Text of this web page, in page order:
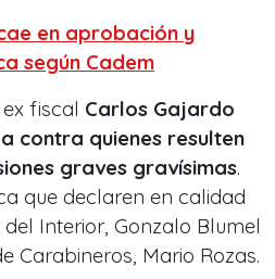
en aprobación y
según Cadem
fiscal Carlos Gajardo
contra quienes resulten
graves gravísimas.
que declaren en calidad
Interior, Gonzalo Blumel
Carabineros, Mario Rozas.